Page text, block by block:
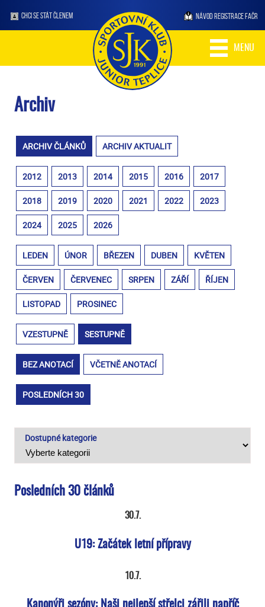
CHCI SE STÁT ČLENEM NÁVOD REGISTRACE FAČR
MENU
Archiv
ARCHIV ČLÁNKŮ ARCHIV AKTUALIT
2012 2013 2014 2015 2016 2017
2018 2019 2020 2021 2022 2023
2024 2025 2026
LEDEN ÚNOR BŘEZEN DUBEN KVĚTEN
ČERVEN ČERVENEC SRPEN ZÁŘÍ ŘÍJEN
LISTOPAD PROSINEC
VZESTUPNĚ SESTUPNĚ
BEZ ANOTACÍ VČETNĚ ANOTACÍ
POSLEDNÍCH 30
Dostupné kategorie
Posledních 30 článků
30.7.
U19: Začátek letní přípravy
10.7.
Kanonýři sezóny: Naši nejlepší střelci zářili napříč